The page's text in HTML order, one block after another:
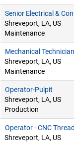
Senior Electrical &
Shreveport, LA, US
Maintenance
Mechanical Technician
Shreveport, LA, US
Maintenance
Operator-Pulpit
Shreveport, LA, US
Production
Operator - CNC
Shreveport, LA, US